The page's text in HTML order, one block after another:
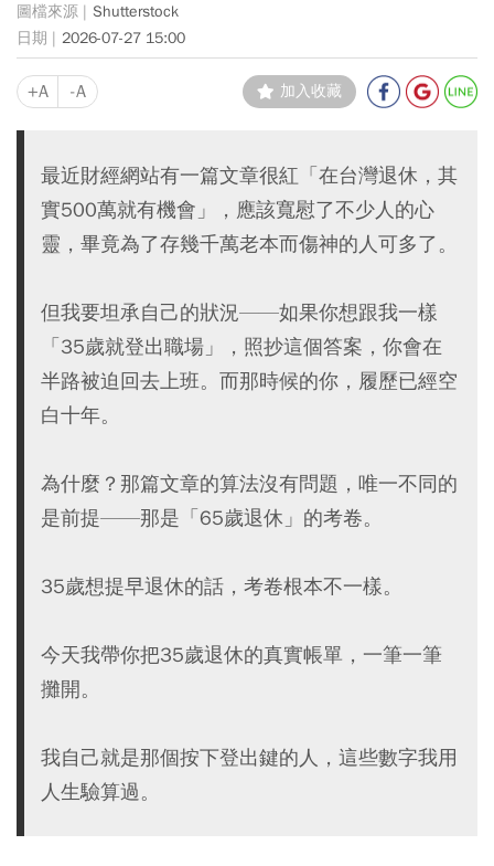
Shutterstock
2026-07-27 15:00
+A -A 加入收藏
最近財經網站有一篇文章很紅「在台灣退休，其
實500萬就有機會」，應該寬慰了不少人的心
靈，畢竟為了存幾千萬老本而傷神的人可多了。
但我要坦承自己的狀況——如果你想跟我一樣
「35歲就登出職場」，照抄這個答案，你會在
半路被迫回去上班。而那時候的你，履歷已經空
白十年。
為什麼？那篇文章的算法沒有問題，唯一不同的
是前提——那是「65歲退休」的考卷。
35歲想提早退休的話，考卷根本不一樣。
今天我帶你把35歲退休的真實帳單，一筆一筆
攤開。
我自己就是那個按下登出鍵的人，這些數字我用
人生驗算過。